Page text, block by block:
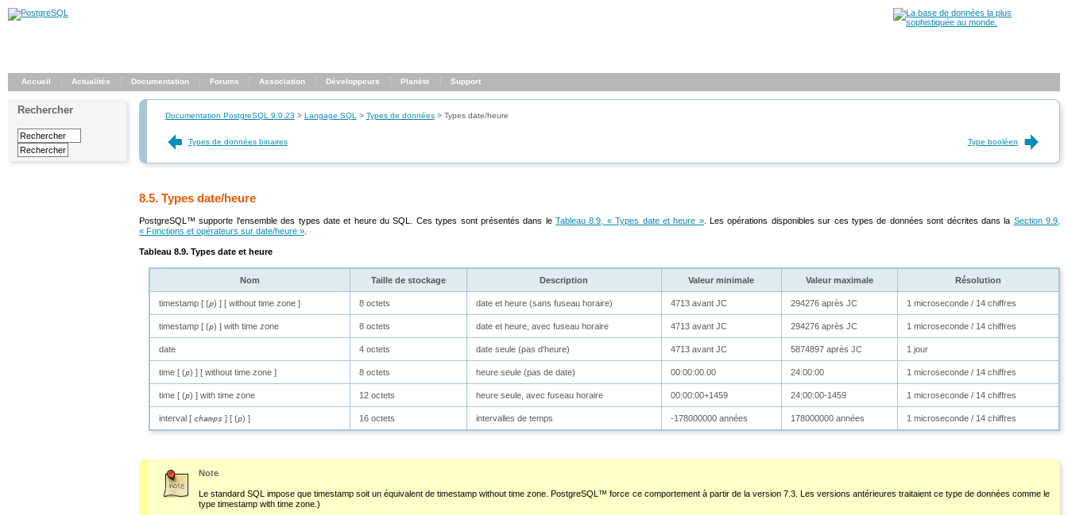
Accueil Actualités Documentation Forums Association Développeurs Planète Support
Rechercher Documentation PostgreSQL 9.0.23 > Langage SQL > Types de données> Types date/heure
Types de données binaires Type booléen
8.5. Types date/heure
PostgreSQL ™ supporte l'ensemble des types date et heure duSQL . Ces types sont présentés dans leTableau 8.9, « Types date et heure ». Les opérations disponibles sur ces types de données sont décrites dans la Section 9.9,
« Fonctions et opérateurs sur date/heure »
Tableau 8.9. Types date et heure
Nom Taille de stockage Description Valeur minimale Valeur maximale Résolution
timestamp [ (p) ] [ without time zone ] 8 octets date et heure (sans fuseau horaire) 4713 avant JC 294276 après JC 1 microseconde / 14 chiffres
timestamp [ (p) ] with time zone 8 octets date et heure, avec fuseau horaire 4713 avant JC 294276 après JC 1 microseconde / 14 chiffres
date 4 octets date seule (pas d'heure) 4713 avant JC 5874897 après JC 1 jour
time [ (p) ] [ without time zone ] 8 octets heure seule (pas de date) 00:00:00.00 24:00:00 1 microseconde / 14 chiffres
time [ (p) ] with time zone 12 octets heure seule, avec fuseau horaire 00:00:00+1459 24:00:00-1459 1 microseconde / 14 chiffres
interval [ champs] [ (p) ] 16 octets intervalles de temps -178000000 années 178000000 années 1 microseconde / 14 chiffres
Note
Le standard SQL impose que timestampsoit un équivalent detimestamp without time zone .PostgreSQL ™ force ce comportement à partir de la version 7.3. Les versions antérieures traitaient ce type de données comme le
type timestamp with time zone.)